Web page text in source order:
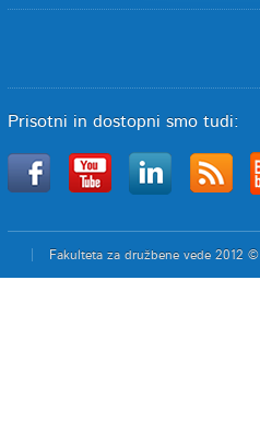
Prisotni in dostopni smo tudi:
Fakulteta za družbene vede 2012 ©